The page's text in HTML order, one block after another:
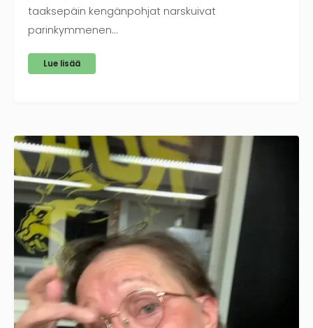
taaksepäin kengänpohjat narskuivat
parinkymmenen…
Lue lisää